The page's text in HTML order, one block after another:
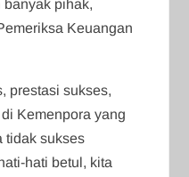
pihak,
Keuangan
prestasi sukses,
Kemenpora yang
tidak sukses
hati betul, kita